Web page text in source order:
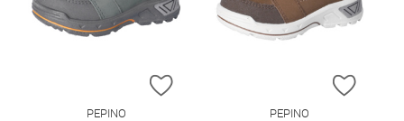
ZUR WUNSCHLISTE HINZUFÜGEN
PEPINO
ZUR
PEPINO